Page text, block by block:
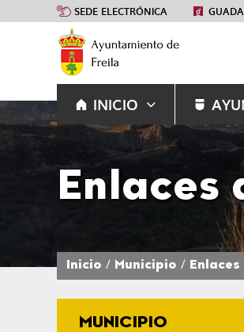
SEDE ELECTRÓNICA
INICIO
Enlaces
Inicio Municipio
MUNICIPIO